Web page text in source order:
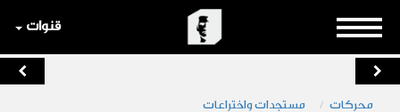
قنوات
محركات
مستجدات واختراعات